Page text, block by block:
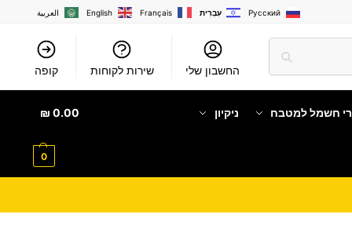
العربية English Français עִבְרִית Русский
החשבון שלי שירות לקוחות קופה
חשמל למטבח ניקיון 0.00
₪
0